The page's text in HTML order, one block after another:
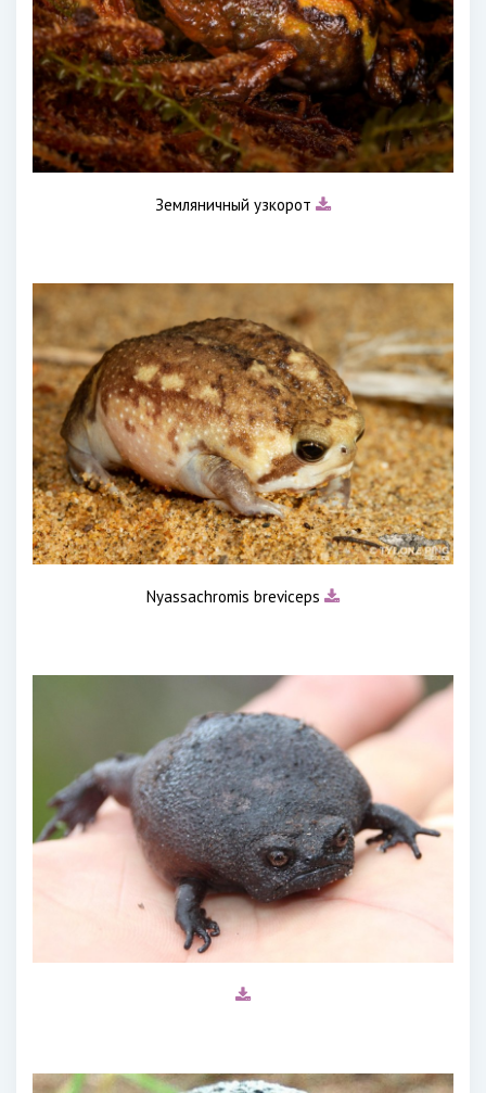
Земляничный узкорот
Nyassachromis breviceps